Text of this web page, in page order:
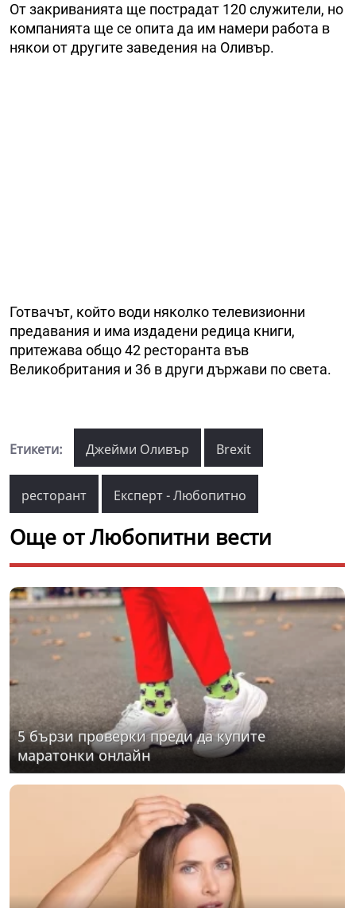
От закриванията ще пострадат 120 служители, но
компанията ще се опита да им намери работа в
някои от другите заведения на Оливър.
Готвачът, който води няколко телевизионни
предавания и има издадени редица книги,
притежава общо 42 ресторанта във
Великобритания и 36 в други държави по света.
Етикети: Джейми Оливър Brexit
ресторант Експерт - Любопитно
Още от Любопитни вести
5 бързи проверки преди да купите
маратонки онлайн